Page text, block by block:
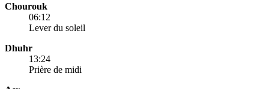
Chourouk
06:12
Lever du soleil
Dhuhr
13:24
Prière de midi